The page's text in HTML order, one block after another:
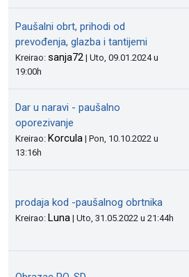
Paušalni obrt, prihodi od
prevođenja, glazba i tantijemi
Kreirao: sanja72 | Uto, 09.01.2024 u
19:00h
Dar u naravi - paušalno
oporezivanje
Kreirao: Korcula | Pon, 10.10.2022 u
13:16h
prodaja kod -paušalnog obrtnika
Kreirao: Luna | Uto, 31.05.2022 u 21:44h